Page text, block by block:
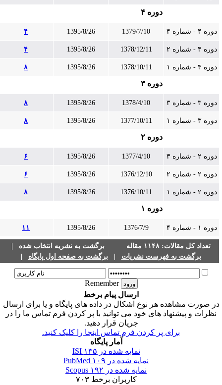
دوره ۴
دوره ۴ - شماره ۴ 1379/7/10
1395/8/26
دوره ۴ - شماره ۲ 1378/12/11
1395/8/26
دوره ۴ - شماره ۱ 1378/10/11
1395/8/26
دوره ۳
دوره ۳ - شماره ۳ 1378/4/10
1395/8/26
دوره ۳ - شماره ۱ 1377/10/11
1395/8/26
دوره ۲
دوره ۲ - شماره ۳ 1377/4/10
1395/8/26
دوره ۲ - شماره ۲ 1376/12/10
1395/8/26
دوره ۲ - شماره ۱ 1376/10/11
1395/8/26
دوره ۱
دوره ۱ - شماره ۴ 1376/7/9
1395/8/26 ۱۱
تعداد کل مقالات: ۱۱۴۸ مقاله برگشت به نشریه انتخاب شده|
برگشت به فهرست نشریات| برگشت به صفحه اول پایگاه|
Remember
ارسال پیام برخط
صورت مشاهده هر نوع اشکال در داده های پایگاه و یا برای ارسال
نظرات و پیشنهاد های خود می توانید با پر کردن فرم تماس ما را در
جریان قرار دهید.
برای پر کردن فرم تماس اینجا را کلیک کنید.
آمار پایگاه
نمایه شده در ISI۱۳۵
نمایه شده در PubMed۱۰۹
نمایه شده در Scopus۱۹۲
کاربران برخط۷۰۳